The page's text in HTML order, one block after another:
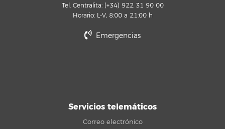
Tel. Centralita: (+34) 922 31 90 00
Horario: L-V, 8:00 a 21:00 h
Emergencias
Servicios telemáticos
Correo electrónico